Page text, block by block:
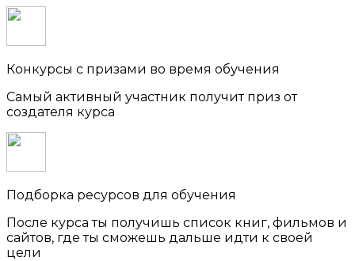
Конкурсы с призами во время обучения
Самый активный участник получит приз от
создателя курса
Подборка ресурсов для обучения
После курса ты получишь список книг, фильмов и
сайтов, где ты сможешь дальше идти к своей
цели